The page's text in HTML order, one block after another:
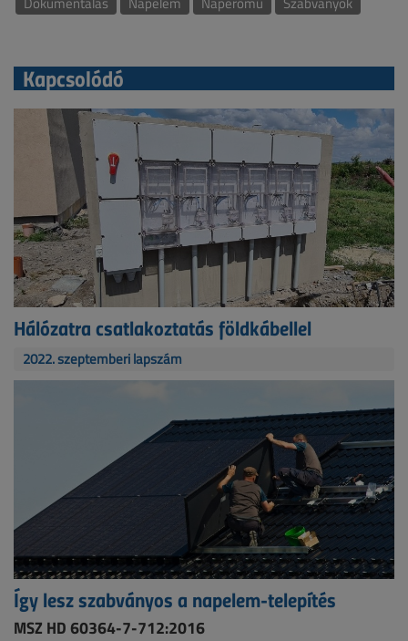
Kapcsolódó
Hálózatra csatlakoztatás földkábellel
2022. szeptemberi lapszám
Így lesz szabványos a napelem-telepítés
MSZ HD 60364-7-712:2016